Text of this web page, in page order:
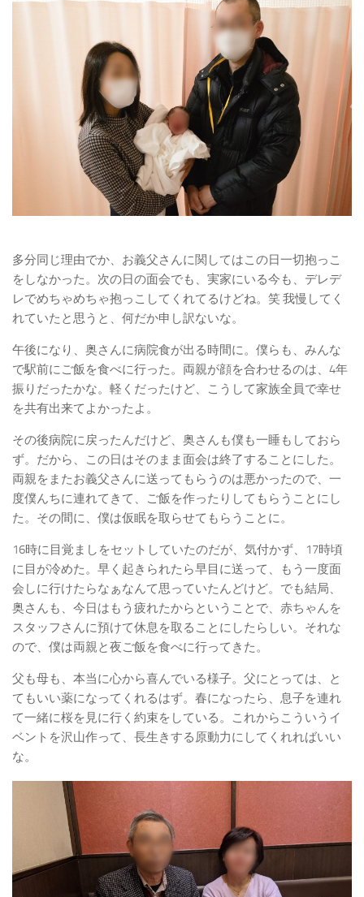
多分同じ理由でか、お義父さんに関してはこの日一切抱っこ
をしなかった。次の日の面会でも、実家にいる今も、デレデ
レでめちゃめちゃ抱っこしてくれてるけどね。笑 我慢してく
れていたと思うと、何だか申し訳ないな。
午後になり、奥さんに病院食が出る時間に。僕らも、みんな
で駅前にご飯を食べに行った。両親が顔を合わせるのは、4年
振りだったかな。軽くだったけど、こうして家族全員で幸せ
を共有出来てよかったよ。
その後病院に戻ったんだけど、奥さんも僕も一睡もしておら
ず。だから、この日はそのまま面会は終了することにした。
両親をまたお義父さんに送ってもらうのは悪かったので、一
度僕んちに連れてきて、ご飯を作ったりしてもらうことにし
た。その間に、僕は仮眠を取らせてもらうことに。
16時に目覚ましをセットしていたのだが、気付かず、17時頃
に目が冷めた。早く起きられたら早目に送って、もう一度面
会しに行けたらなぁなんて思っていたんどけど。でも結局、
奥さんも、今日はもう疲れたからということで、赤ちゃんを
スタッフさんに預けて休息を取ることにしたらしい。それな
ので、僕は両親と夜ご飯を食べに行ってきた。
父も母も、本当に心から喜んでいる様子。父にとっては、と
てもいい薬になってくれるはず。春になったら、息子を連れ
て一緒に桜を見に行く約束をしている。これからこういうイ
ベントを沢山作って、長生きする原動力にしてくれればいい
な。